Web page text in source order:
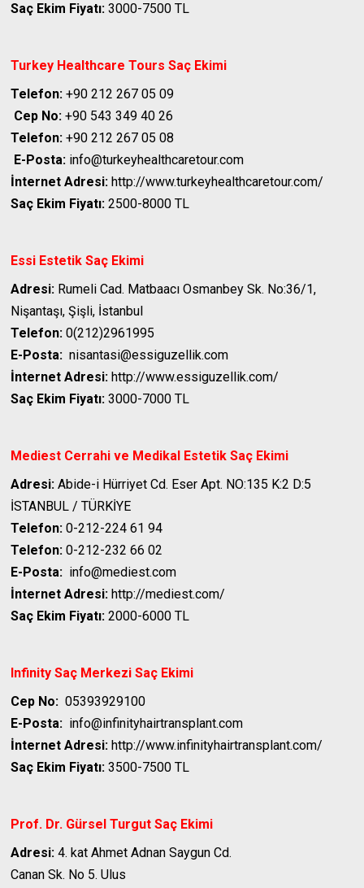
Saç Ekim Fiyatı: 3000-7500 TL
Turkey Healthcare Tours Saç Ekimi
Telefon: +90 212 267 05 09
Cep No: +90 543 349 40 26
Telefon: +90 212 267 05 08
E-Posta: info@turkeyhealthcaretour.com
İnternet Adresi: http://www.turkeyhealthcaretour.com/
Saç Ekim Fiyatı: 2500-8000 TL
Essi Estetik Saç Ekimi
Adresi: Rumeli Cad. Matbaacı Osmanbey Sk. No:36/1,
Nişantaşı, Şişli, İstanbul
Telefon: 0(212)2961995
E-Posta: nisantasi@essiguzellik.com
İnternet Adresi: http://www.essiguzellik.com/
Saç Ekim Fiyatı: 3000-7000 TL
Mediest Cerrahi ve Medikal Estetik Saç Ekimi
Adresi: Abide-i Hürriyet Cd. Eser Apt. NO:135 K:2 D:5
İSTANBUL / TÜRKİYE
Telefon: 0-212-224 61 94
Telefon: 0-212-232 66 02
E-Posta: info@mediest.com
İnternet Adresi: http://mediest.com/
Saç Ekim Fiyatı: 2000-6000 TL
Infinity Saç Merkezi Saç Ekimi
Cep No: 05393929100
E-Posta: info@infinityhairtransplant.com
İnternet Adresi: http://www.infinityhairtransplant.com/
Saç Ekim Fiyatı: 3500-7500 TL
Prof. Dr. Gürsel Turgut Saç Ekimi
Adresi: 4. kat Ahmet Adnan Saygun Cd.
Canan Sk. No 5. Ulus